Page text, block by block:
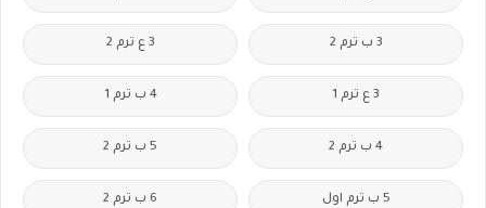
3 ب ترم 2 3 ع ترم 2
3 ع ترم 1 4 ب ترم 1
4 ب ترم 2 5 ب ترم 2
5 ب ترم اول 6 ب ترم 2